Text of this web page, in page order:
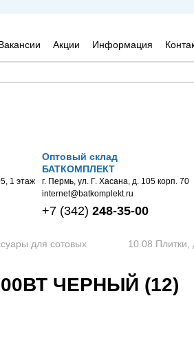
Акции Информация
1 этаж
Оптовый склад
БАТКОМПЛЕКТ
г. Пермь, ул. Г. Хасана, д. 105 корп. 70
internet@batkomplekt.ru
+7 (342) 248-35-00
для сотовых
10.08 Плитки,
ЧЕРНЫЙ (12)